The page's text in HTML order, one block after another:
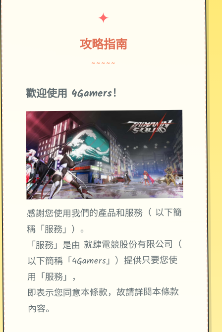
✦
攻略指南
~~~~~
歡迎使用 4Gamers！
感謝您使用我們的產品和服務（ 以下簡
稱「服務」）。
「服務」是由 就肆電競股份有限公司（
以下簡稱「4Gamers」）提供只要您使
用「服務」，
即表示您同意本條款，故請詳閱本條款
內容。